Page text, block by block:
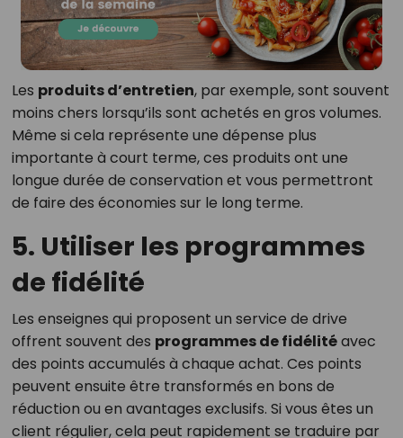
Les produits d’entretien, par exemple, sont souvent
moins chers lorsqu’ils sont achetés en gros volumes.
Même si cela représente une dépense plus
importante à court terme, ces produits ont une
longue durée de conservation et vous permettront
de faire des économies sur le long terme.
5. Utiliser les programmes
de fidélité
Les enseignes qui proposent un service de drive
offrent souvent des programmes de fidélitéavec
des points accumulés à chaque achat. Ces points
peuvent ensuite être transformés en bons de
réduction ou en avantages exclusifs. Si vous êtes un
client régulier, cela peut rapidement se traduire par